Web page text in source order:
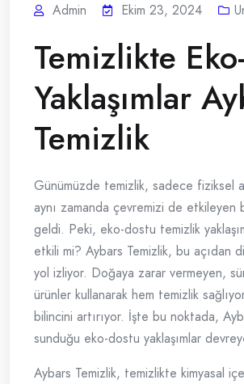
Admin Ekim 23, 2024
Temizlikte
Yaklaşımlar
Temizlik
Günümüzde temizlik, sadece fiziksel
aynı zamanda çevremizi de etkileyen
geldi. Peki, eko-dostu temizlik
etkili mi? Aybars Temizlik, bu açıdan
yol izliyor. Doğaya zarar vermeyen,
ürünler kullanarak hem temizlik
bilincini artırıyor. İşte bu noktada,
sunduğu eko-dostu yaklaşımlar
Aybars Temizlik, temizlikte kimyasal